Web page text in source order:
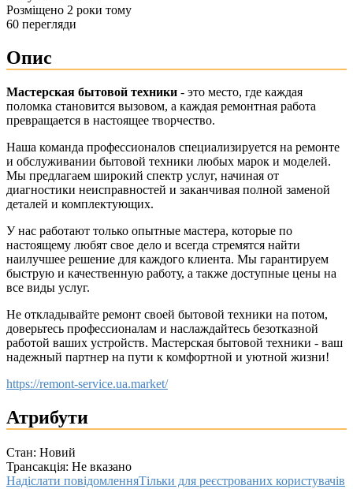
Розміщено 2 роки тому
60 перегляди
Опис
Мастерская бытовой техники - это место, где каждая
поломка становится вызовом, а каждая ремонтная работа
превращается в настоящее творчество.
Наша команда профессионалов специализируется на ремонте
и обслуживании бытовой техники любых марок и моделей.
Мы предлагаем широкий спектр услуг, начиная от
диагностики неисправностей и заканчивая полной заменой
деталей и комплектующих.
У нас работают только опытные мастера, которые по
настоящему любят свое дело и всегда стремятся найти
наилучшее решение для каждого клиента. Мы гарантируем
быструю и качественную работу, а также доступные цены на
все виды услуг.
Не откладывайте ремонт своей бытовой техники на потом,
доверьтесь профессионалам и наслаждайтесь безотказной
работой ваших устройств. Мастерская бытовой техники - ваш
надежный партнер на пути к комфортной и уютной жизни!
https://remont-service.ua.market/
Атрибути
Стан: Новий
Трансакція: Не вказано
Надіслати повідомленняТільки для реєстрованих користувачів